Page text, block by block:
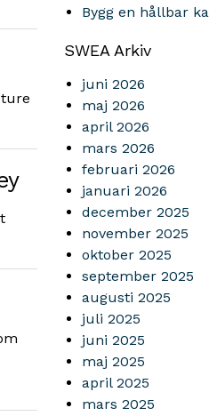
Bygg en hållbar
SWEA Arkiv
juni 2026
maj 2026
april 2026
mars 2026
februari 2026
januari 2026
december 2025
november 2025
oktober 2025
september 2025
augusti 2025
juli 2025
juni 2025
maj 2025
april 2025
mars 2025